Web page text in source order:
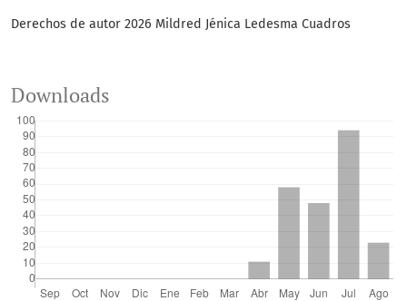
Derechos de autor 2026 Mildred Jénica Ledesma Cuadros
Downloads